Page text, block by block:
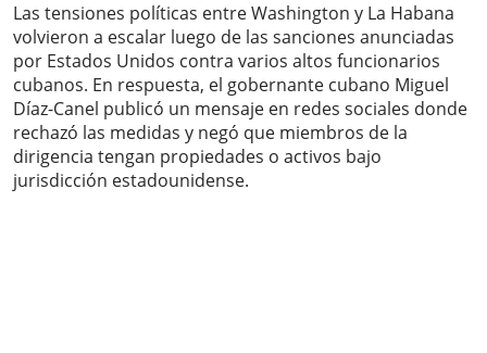
Las tensiones políticas entre Washington y La Habana
volvieron a escalar luego de las sanciones anunciadas
por Estados Unidos contra varios altos funcionarios
cubanos. En respuesta, el gobernante cubano Miguel
Díaz-Canel publicó un mensaje en redes sociales donde
rechazó las medidas y negó que miembros de la
dirigencia tengan propiedades o activos bajo
jurisdicción estadounidense.